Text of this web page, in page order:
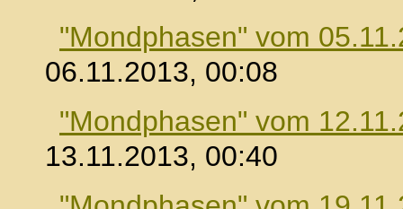
"Mondphasen" vom
06.11.2013, 00:08
"Mondphasen" vom
13.11.2013, 00:40